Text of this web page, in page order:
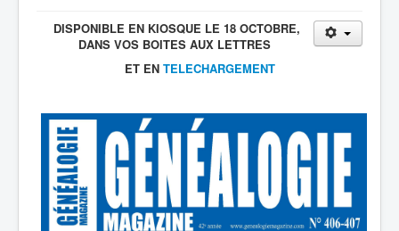
DISPONIBLE EN KIOSQUE LE 18 OCTOBRE,
DANS VOS BOITES AUX LETTRES
ET EN TELECHARGEMENT